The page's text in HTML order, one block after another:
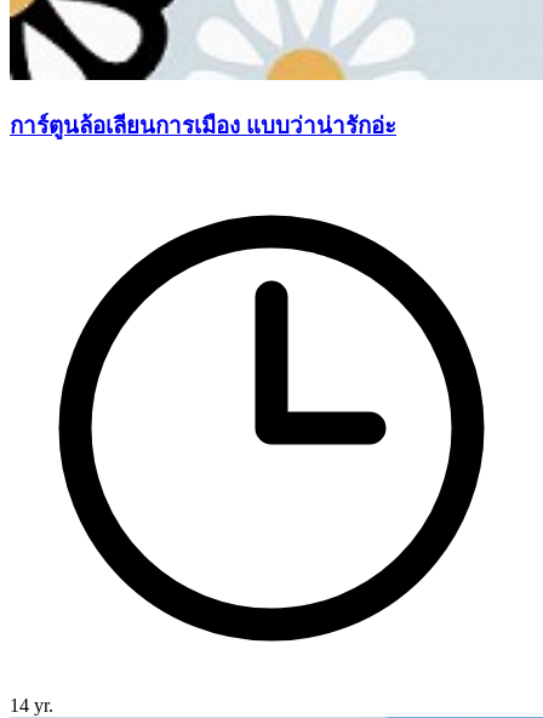
การ์ตูนล้อเลียนการเมือง แบบว่าน่ารักอ่ะ
14 yr.